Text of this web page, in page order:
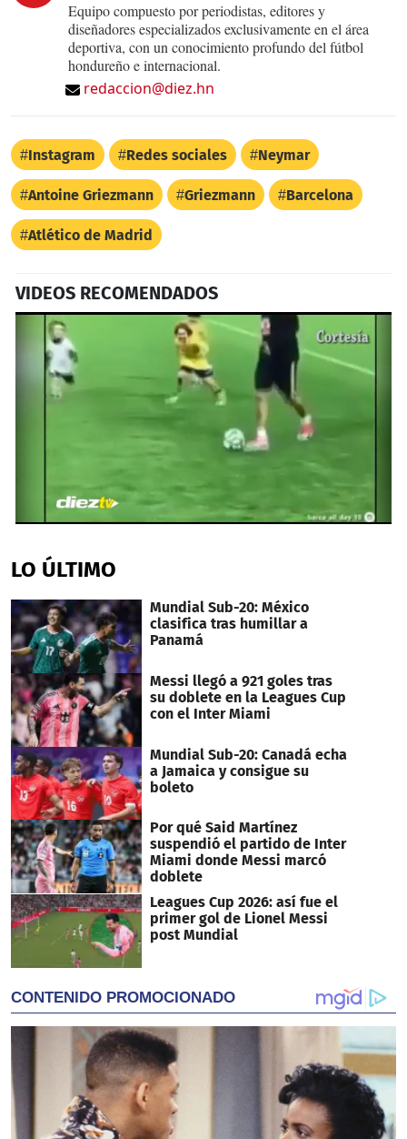
Equipo compuesto por periodistas, editores y
diseñadores especializados exclusivamente en el área
deportiva, con un conocimiento profundo del fútbol
hondureño e internacional.
redaccion@diez.hn
Instagram Redes sociales Neymar
Antoine Griezmann Griezmann Barcelona
Atlético de Madrid
VIDEOS RECOMENDADOS
of
41
LO ÚLTIMO
Mundial Sub-20: México
clasifica tras humillar a
Panamá
Messi llegó a 921 goles tras
su doblete en la Leagues Cup
con el Inter Miami
Mundial Sub-20: Canadá echa
a Jamaica y consigue su
boleto
Por qué Said Martínez
suspendió el partido de Inter
Miami donde Messi marcó
doblete
Leagues Cup 2026: así fue el
primer gol de Lionel Messi
post Mundial